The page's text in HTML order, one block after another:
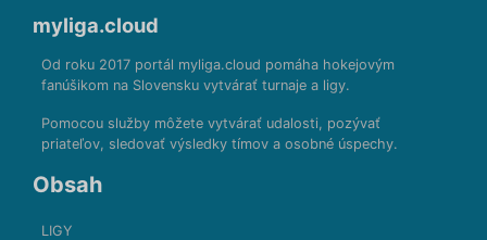
myliga.cloud
Od roku 2017 portál myliga.cloud pomáha hokejovým
fanúšikom na Slovensku vytvárať turnaje a ligy.
Pomocou služby môžete vytvárať udalosti, pozývať
priateľov, sledovať výsledky tímov a osobné úspechy.
Obsah
LIGY